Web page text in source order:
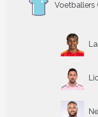
Voetballers